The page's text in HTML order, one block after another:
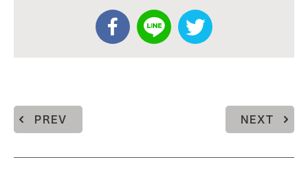
PREV NEXT